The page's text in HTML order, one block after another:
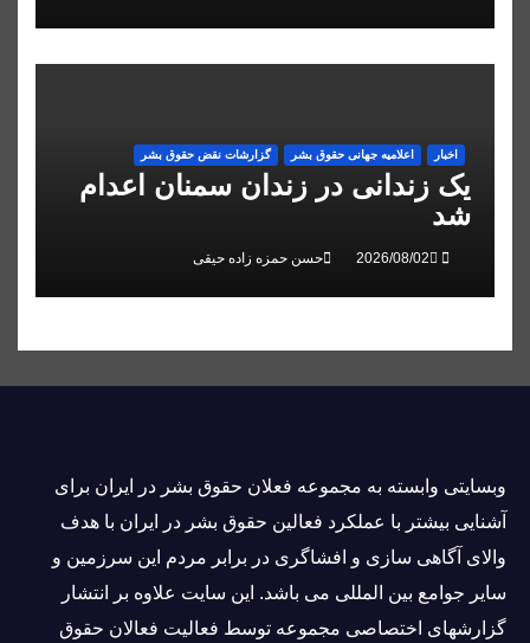
اخبار اعلاميه جهانی حقوق بشر گزارشات نقض حقوق بشر
یک زندانی در زندان سمنان اعدام
شد
حسن حمزه زاده حیقی
وبسايتى وابسته به مجموعه فعلان حقوق بشر در ایران برای
آشنایی بيشتر با عملکرد فعالین حقوق بشر در ایران با هدف
والاى آگاهى سازی و افشاگرى در برابر مردم این سرزمین و
ساير جوامع بین المللى می باشد. این سایت علاوه بر انتشار
گزارشهای اختصاصی مجموعه توسط فعاليت فعالان حقوق